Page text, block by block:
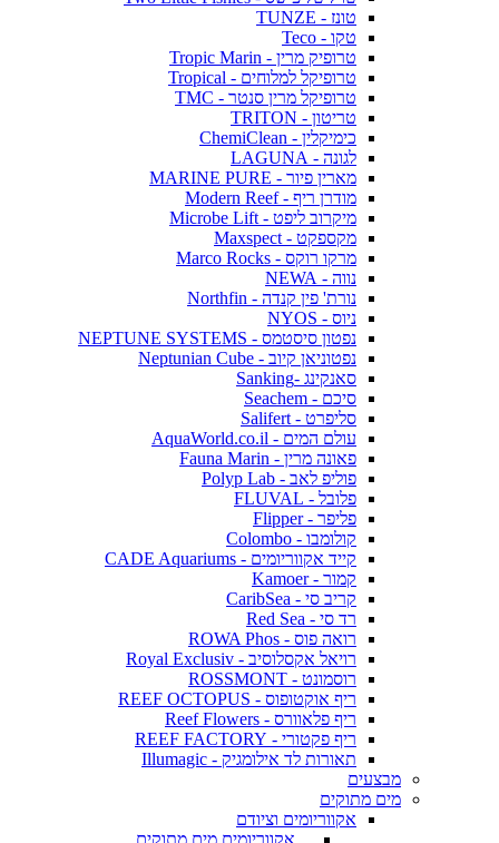
טונז - TUNZE
טקו - Teco
טרופיק מרין - Tropic Marin
טרופיקל למלוחים - Tropical
טרופיקל מרין סנטר - TMC
טריטון - TRITON
כימיקלין - ChemiClean
לגונה - LAGUNA
מארין פיור - MARINE PURE
מודרן ריף - Modern Reef
מיקרוב ליפט - Microbe Lift
מקספקט - Maxspect
מרקו רוקס - Marco Rocks
נווה - NEWA
נורת' פין קנדה - Northfin
ניוס - NYOS
נפטון סיסטמס - NEPTUNE SYSTEMS
נפטוניאן קיוב - Neptunian Cube
סאנקינג -Sanking
סיכם - Seachem
סליפרט - Salifert
עולם המים - AquaWorld.co.il
פאונה מרין - Fauna Marin
פוליפ לאב - Polyp Lab
פלובל - FLUVAL
פליפר - Flipper
קולומבו - Colombo
קייד אקווריומים - CADE Aquariums
קמור - Kamoer
קריב סי - CaribSea
רד סי - Red Sea
רואה פוס - ROWA Phos
רויאל אקסלוסיב - Royal Exclusiv
רוסמונט - ROSSMONT
ריף אוקטופוס - REEF OCTOPUS
ריף פלאוורס - Reef Flowers
ריף פקטורי - REEF FACTORY
תאורות לד אילומגיק - Illumagic
מבצעים
מים מתוקים
אקווריומים וציודם
אקווריומים מים מתוקים